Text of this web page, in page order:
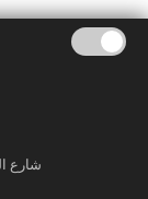
شارع